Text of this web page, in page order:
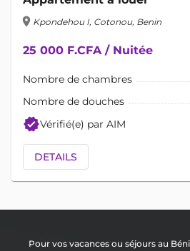
location_on Kpondehou I, Cotonou, Benin
25 000 F.CFA / Nuitée
Nombre de chambres
Nombre de douches
verifiedVérifié(e) par AIM
DETAILS
Pour vos vacances ou séjours au